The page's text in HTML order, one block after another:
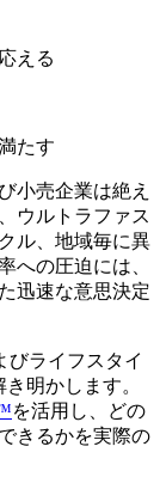
える
たす
小売企業は絶え
ウルトラファス
ル、地域毎に異
への圧迫には、
迅速な意思決定
びライフスタイ
明かします。
を活用し、どの
きるかを実際の